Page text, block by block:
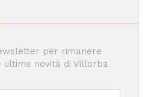
per rimanere
novità di Villorba